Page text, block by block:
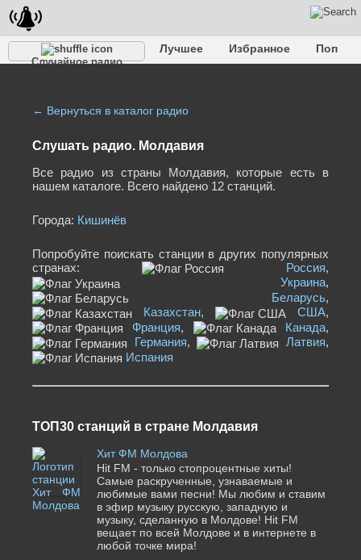
Случайное радио
Лучшее Избранное
Поп
Детское Классическое
← Вернуться в каталог радио
Слушать радио. Молдавия
Все радио из страны Молдавия, которые есть в
нашем каталоге. Всего найдено 12 станций.
Города: Кишинёв
Попробуйте поискать станции в других популярных
странах:
Россия,
Украина,
Беларусь,
Казахстан, США,
Франция, Канада,
Германия, Латвия,
Испания
ТОП30 станций в стране Молдавия
Хит ФМ Молдова
Hit FM - только стопроцентные хиты!
Самые раскрученные, узнаваемые и
любимые вами песни! Мы любим и ставим
в эфир музыку русскую, западную и
музыку, сделанную в Молдове! Hit FM
вещает по всей Молдове и в интернете в
любой точке мира!